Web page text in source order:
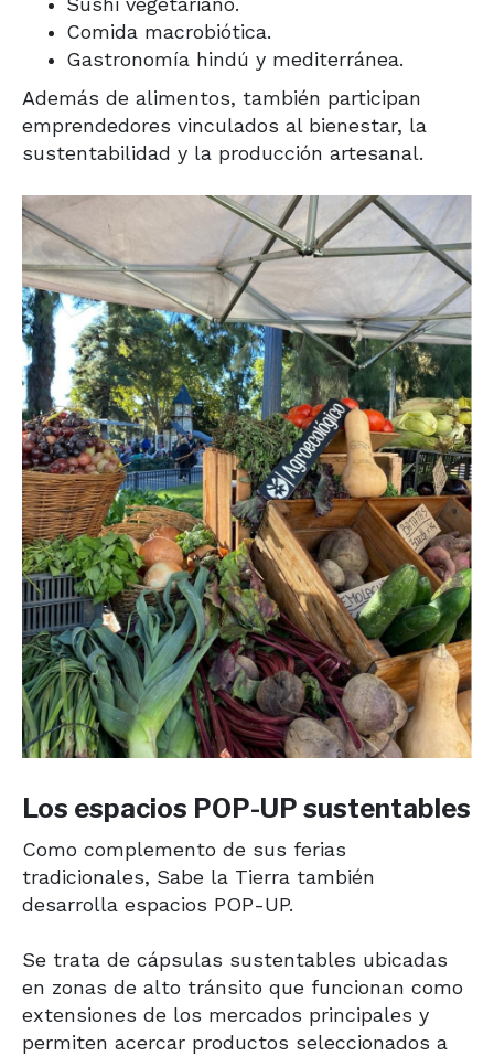
Comida macrobiótica.
Gastronomía hindú y mediterránea.
Además de alimentos, también participan
emprendedores vinculados al bienestar, la
sustentabilidad y la producción artesanal.
Los espacios POP-UP sustentables
Como complemento de sus ferias
tradicionales, Sabe la Tierra también
desarrolla espacios POP-UP.
Se trata de cápsulas sustentables ubicadas
en zonas de alto tránsito que funcionan como
extensiones de los mercados principales y
permiten acercar productos seleccionados a